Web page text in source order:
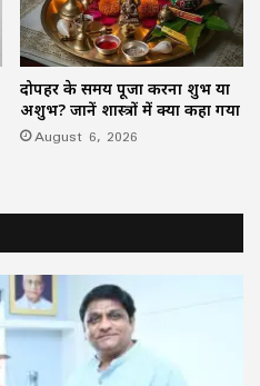
दोपहर के समय पूजा करना शुभ या
अशुभ? जानें शास्त्रों में क्या कहा गया
August 6, 2026